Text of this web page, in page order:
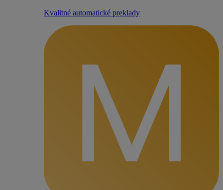
Kvalitné automatické preklady